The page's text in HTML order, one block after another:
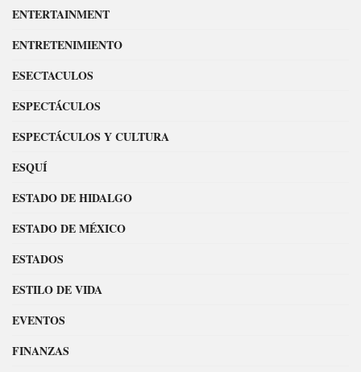
ENTERTAINMENT
ENTRETENIMIENTO
ESECTACULOS
ESPECTÁCULOS
ESPECTÁCULOS Y CULTURA
ESQUÍ
ESTADO DE HIDALGO
ESTADO DE MÉXICO
ESTADOS
ESTILO DE VIDA
EVENTOS
FINANZAS